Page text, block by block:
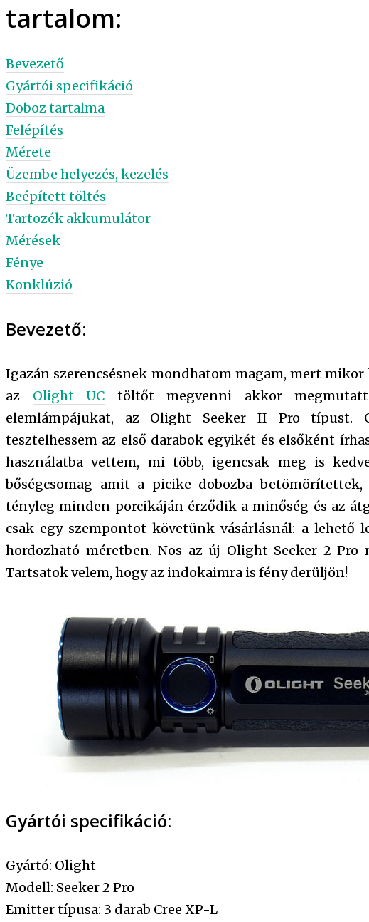
tartalom:
Bevezető
Gyártói specifikáció
Doboz tartalma
Felépítés
Mérete
Üzembe helyezés, kezelés
Beépített töltés
Tartozék akkumulátor
Mérések
Fénye
Konklúzió
Bevezető:
Igazán szerencsésnek mondhatom magam, mert
az Olight UC töltőt megvenni akkor
elemlámpájukat, az Olight Seeker II Pro típust.
tesztelhessem az első darabok egyikét és elsőként
használatba vettem, mi több, igencsak meg is
bőségcsomag amit a picike dobozba
tényleg minden porcikáján érződik a minőség és az
csak egy szempontot követünk vásárlásnál: a lehető
hordozható méretben. Nos az új Olight Seeker 2
Tartsatok velem, hogy az indokaimra is fény derüljön!
Gyártói specifikáció:
Gyártó: Olight
Modell: Seeker 2 Pro
Emitter típusa: 3 darab Cree XP-L